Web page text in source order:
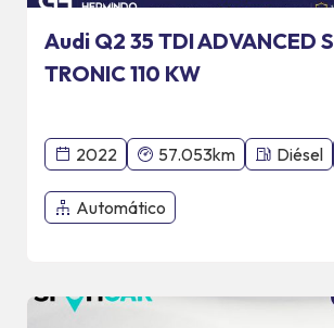
Audi Q2 35 TDI ADVANCED S
TRONIC 110 KW
2022 57.053km Diésel
Automático